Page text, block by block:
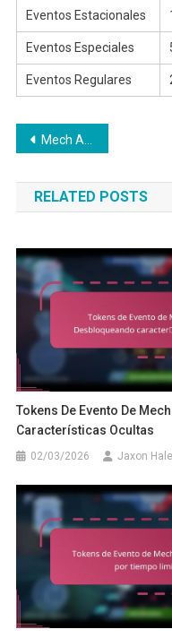
Eventos Estacionales
Eventos Especiales
Eventos Regulares
Post
navigation
Mech Arena Pase de Batalla: Temas y Cambios Estacionales
RELATED POSTS
Tokens De Evento De
Características Ocultas
02/03/2026 Jaxon Hale